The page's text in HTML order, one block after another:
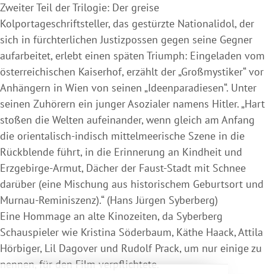
Zweiter Teil der Trilogie: Der greise
Kolportageschriftsteller, das gestürzte Nationalidol, der
sich in fürchterlichen Justizpossen gegen seine Gegner
aufarbeitet, erlebt einen späten Triumph: Eingeladen vom
österreichischen Kaiserhof, erzählt der „Großmystiker“ vor
Anhängern in Wien von seinen „Ideenparadiesen“. Unter
seinen Zuhörern ein junger Asozialer namens Hitler. „Hart
stoßen die Welten aufeinander, wenn gleich am Anfang
die orientalisch-indisch mittelmeerische Szene in die
Rückblende führt, in die Erinnerung an Kindheit und
Erzgebirge-Armut, Dächer der Faust-Stadt mit Schnee
darüber (eine Mischung aus historischem Geburtsort und
Murnau-Reminiszenz).“ (Hans Jürgen Syberberg)
Eine Hommage an alte Kinozeiten, da Syberberg
Schauspieler wie Kristina Söderbaum, Käthe Haack, Attila
Hörbiger, Lil Dagover und Rudolf Prack, um nur einige zu
nennen, für den Film verpflichtete.